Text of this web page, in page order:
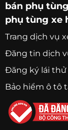
bán phụ
phụ tùng xe
Trang dịch vụ
Đăng tin dịch
Đăng ký lái thử
Bảo hiểm ô tô